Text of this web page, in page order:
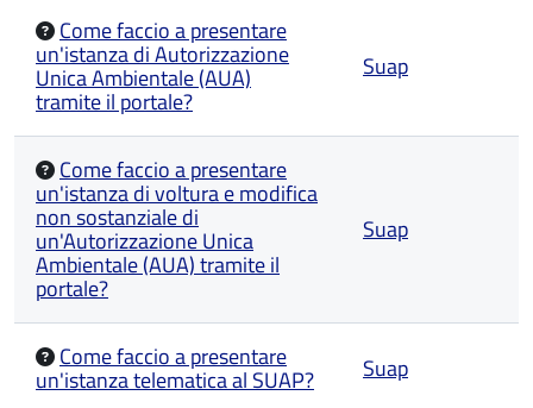
Come faccio a presentare
un'istanza di Autorizzazione
Unica Ambientale (AUA)
tramite il portale?
Suap
Come faccio a presentare
un'istanza di voltura e modifica
non sostanziale di
un'Autorizzazione Unica
Ambientale (AUA) tramite il
portale?
Suap
Come faccio a presentare
un'istanza telematica al SUAP? Suap